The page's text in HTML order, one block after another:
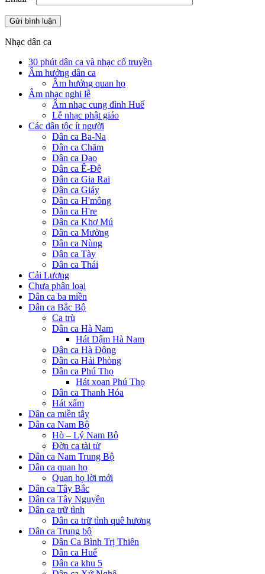
Nhạc dân ca
30 phút dân ca và nhạc cổ truyền
Âm hưởng dân ca
Âm hưởng quan họ
Âm nhạc nghi lễ
Âm nhạc cung đình Huế
Lễ nhạc phật giáo
Các dân tộc ít người
Dân ca Ba-Na
Dân ca Chăm
Dân ca Dao
Dân ca Ê-Đê
Dân ca Gia Rai
Dân ca Giáy
Dân ca H'mông
Dân ca H're
Dân ca Khơ Mú
Dân ca Mường
Dân ca Nùng
Dân ca Tày
Dân ca Thái
Cải Lương
Chưa phân loại
Dân ca ba miền
Dân ca Bắc Bộ
Ca trù
Dân ca Hà Nam
Hát Dậm Hà Nam
Dân ca Hà Đông
Dân ca Hải Phòng
Dân ca Phú Thọ
Hát xoan Phú Thọ
Dân ca Thanh Hóa
Hát xẩm
Dân ca miền tây
Dân ca Nam Bộ
Hò – Lý Nam Bộ
Đờn ca tài tử
Dân ca Nam Trung Bộ
Dân ca quan họ
Quan họ lời mới
Dân ca Tây Bắc
Dân ca Tây Nguyên
Dân ca trữ tình
Dân ca trữ tình quê hương
Dân ca Trung bộ
Dân Ca Bình Trị Thiên
Dân ca Huế
Dân ca khu 5